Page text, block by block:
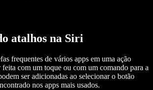
atalhos na Siri
frequentes de vários apps em uma ação
feita com um toque ou com um comando para a
ser adicionadas ao selecionar o botão
nos apps mais usados.